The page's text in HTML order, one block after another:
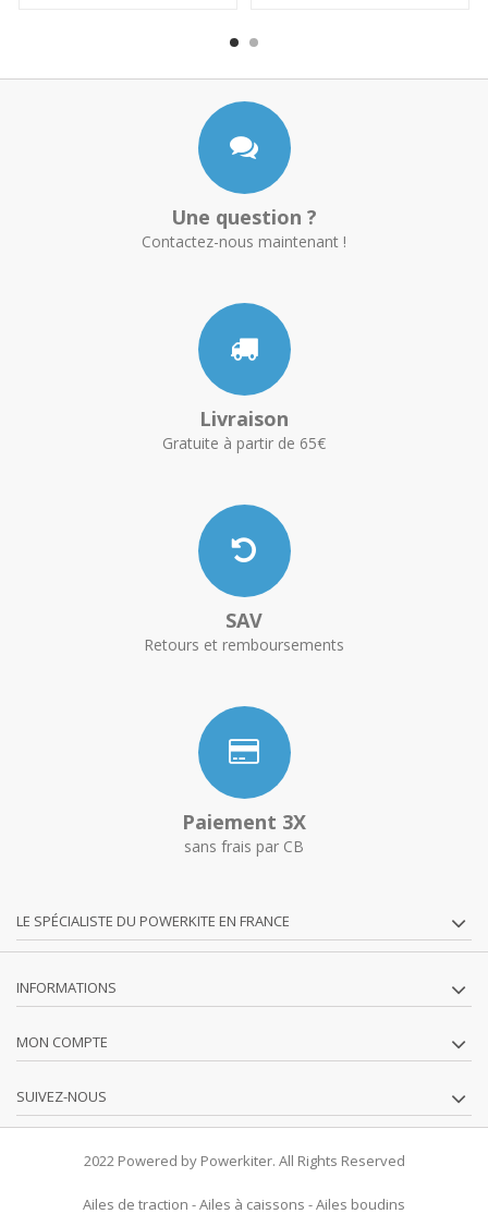
Une question ?
Contactez-nous maintenant !
Livraison
Gratuite à partir de 65€
SAV
Retours et remboursements
Paiement 3X
sans frais par CB
LE SPÉCIALISTE DU POWERKITE EN FRANCE
INFORMATIONS
MON COMPTE
SUIVEZ-NOUS
2022 Powered by Powerkiter. All Rights Reserved
Ailes de traction -Ailes à caissons -Ailes boudins